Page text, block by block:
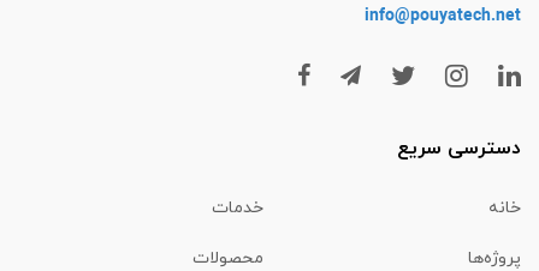
info@pouyatech.net
دسترسی سریع
خانه خدمات
پروژه‌ها محصولات